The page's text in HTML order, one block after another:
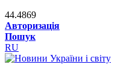
44.4869
Авторизація
Пошук
RU